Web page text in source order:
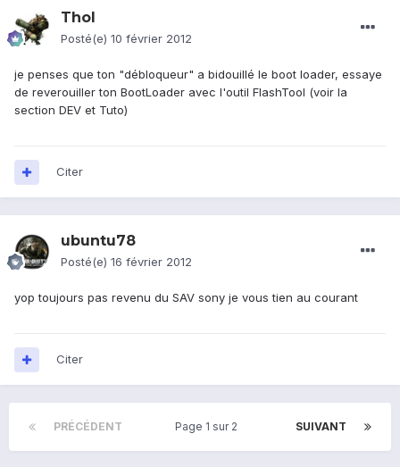
Thol
Posté(e) 10 février 2012
je penses que ton "débloqueur" a bidouillé le boot loader, essaye
de reverouiller ton BootLoader avec l'outil FlashTool (voir la
section DEV et Tuto)
Citer
ubuntu78
Posté(e) 16 février 2012
yop toujours pas revenu du SAV sony je vous tien au courant
Citer
PRÉCÉDENT SUIVANT
Page 1 sur 2